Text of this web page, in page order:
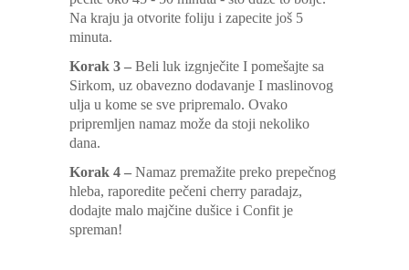
Na kraju ja otvorite foliju i zapecite još 5
minuta.
Korak 3 – Beli luk izgnječite I pomešajte sa
Sirkom, uz obavezno dodavanje I maslinovog
ulja u kome se sve pripremalo. Ovako
pripremljen namaz može da stoji nekoliko
dana.
Korak 4 – Namaz premažite preko prepečnog
hleba, raporedite pečeni cherry paradajz,
dodajte malo majčine dušice i Confit je
spreman!